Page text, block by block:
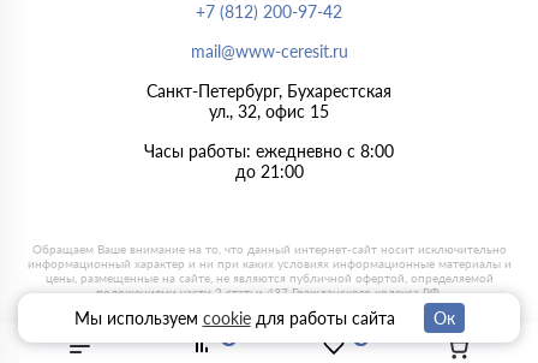
+7 (812) 200-97-42
mail@www-ceresit.ru
Санкт-Петербург, Бухарестская
ул., 32, офис 15
Часы работы: ежедневно с 8:00
до 21:00
Мы используем cookieдля работы сайта Ок